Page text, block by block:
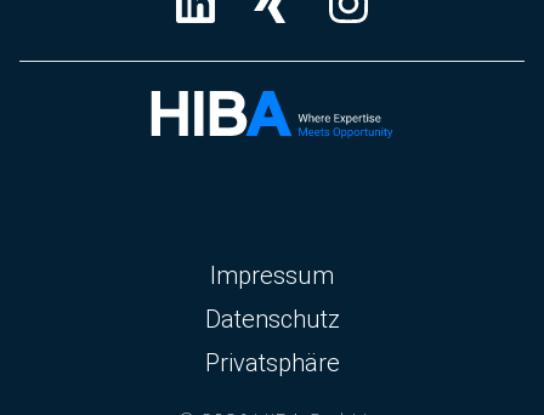
Navigation
überspringen
Impressum
Datenschutz
Privatsphäre